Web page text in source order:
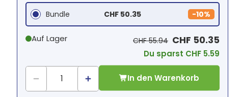
Bundle CHF 50.35 -10%
Auf Lager CHF 55.94 CHF 50.35
Du sparst CHF 5.59
In den Warenkorb